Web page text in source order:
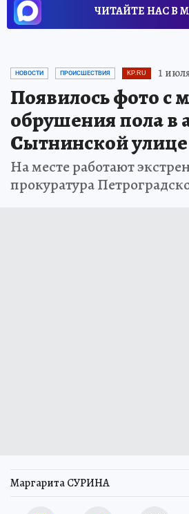
ЧИТАЙТЕ НАС В
НОВОСТИ ПРОИСШЕСТВИЯ KP.RU 1
Появилось фото с
обрушения пола в
Сытнинской улице
На месте работают
прокуратура
Маргарита СУРИНА